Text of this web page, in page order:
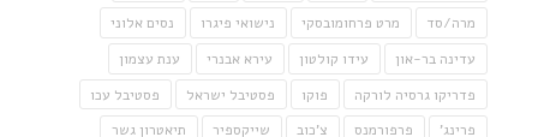
מרה/סד
מרט פרחומובסקי נישואי פיגרו
נסים אלוני
עדינה בר-און
עידו קולטון עירא אבנרי
ענת עצמון
פדריקו גרסיה לורקה
פוקו פסטיבל ישראל
פסטיבל עכו
פרינג'
פרפורמנס צ'כוב שייקספיר
תיאטרון גשר